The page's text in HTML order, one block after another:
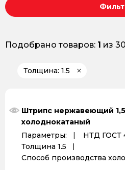
Подобрано товаров: 1 из 30
Толщина: 1.5
Штрипс нержавеющий
холоднокатаный
Параметры:
НТД ГОСТ
Толщина 1.5
Способ производства